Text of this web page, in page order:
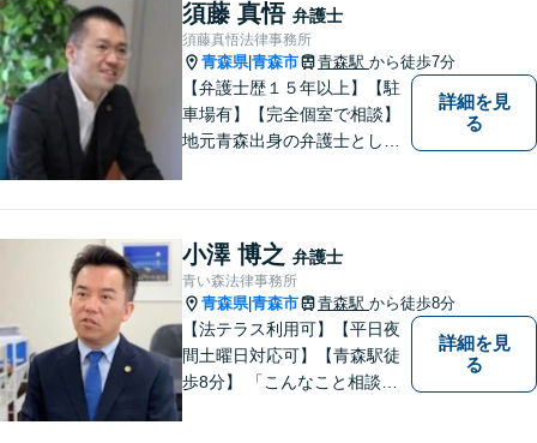
須藤 真悟 弁護士
須藤真悟法律事務所
青森県|青森市 青森駅 から徒歩7分
【弁護士歴１５年以上】【駐
車場有】【完全個室で相談】
地元青森出身の弁護士とし
に、そして真剣に取り組みま
す。皆様が安心して相談でき
るような雰囲気づくりを行な
っています。
詳細を見
る
小澤 博之 弁護士
青い森法律事務所
青森県|青森市 青森駅 から徒歩8分
【法テラス利用可】【平日夜
間土曜日対応可】【青森駅徒
歩8分】 「こんなこと相談し
詳細を見
る